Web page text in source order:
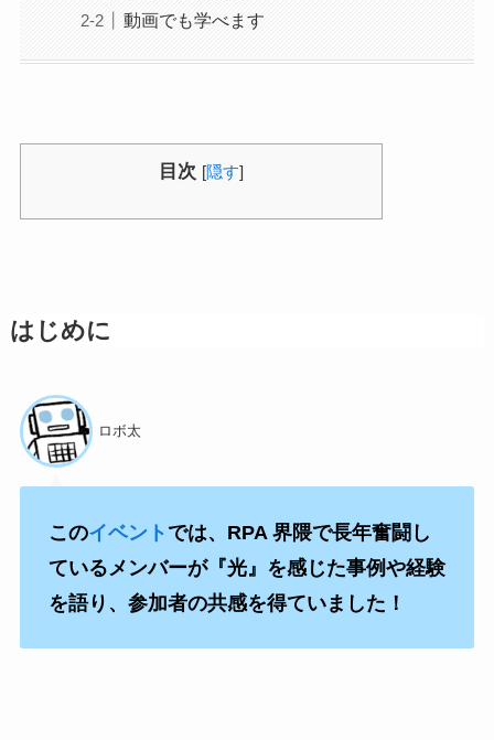
動画でも学べます
目次 [隠す]
はじめに
ロボ太
このイベント では、 RPA 界隈で長年奮闘し
ているメンバーが『光』を感じた事例や経験
を語り、参加者の共感を得ていました！